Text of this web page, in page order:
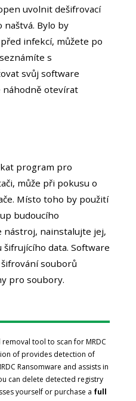
uvolnit dešifrovací
Bylo by
infekcí, můžete po
s
svůj software
náhodně otevírat
program pro
může při pokusu o
Místo toho by použití
budoucího
nástroj, nainstalujte jej,
data. Software
souborů
pro soubory.
tool to scan for MRDC
of provides detection of
Ransomware and assists in
can delete detected registry
yourself or purchase a full